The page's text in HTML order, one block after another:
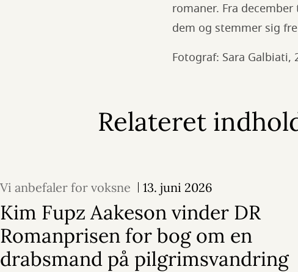
romaner. Fra
dem og stemmer sig
Fotograf: Sara Galbiati,
Relateret
Vi anbefaler for voksne 13. juni 2026
Kim Fupz Aakeson vinder DR
Romanprisen for bog om en
drabsmand på pilgrimsvandring